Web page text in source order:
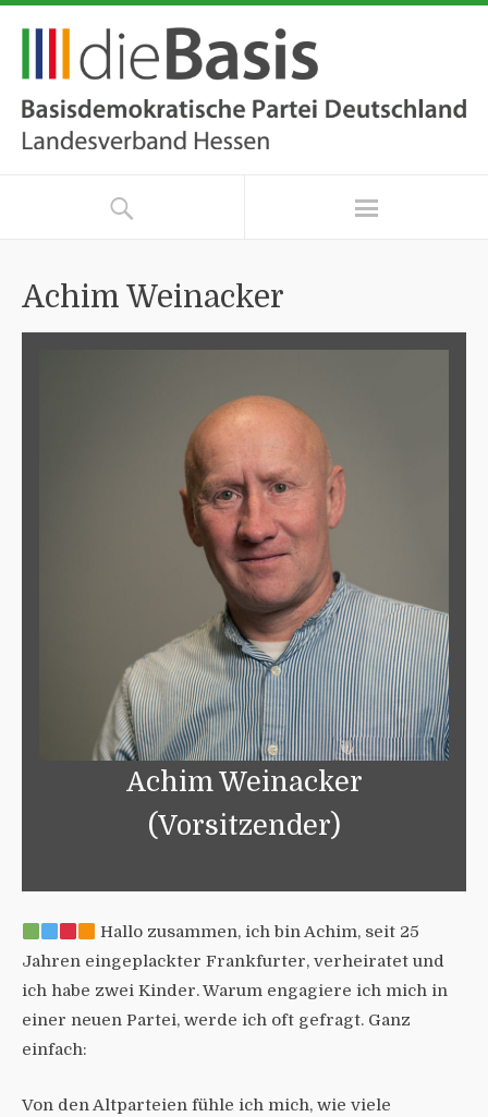
Achim Weinacker
Achim Weinacker
(Vorsitzender)
Hallo zusammen, ich bin Achim, seit 25
Jahren eingeplackter Frankfurter, verheiratet und
ich habe zwei Kinder. Warum engagiere ich mich in
einer neuen Partei, werde ich oft gefragt. Ganz
einfach:
Von den Altparteien fühle ich mich, wie viele